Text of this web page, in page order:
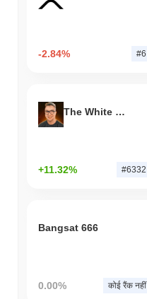
-2.84% #6
The White Bull
+11.32% #6332
Bangsat 666
0.00% कोई रैंक नहीं